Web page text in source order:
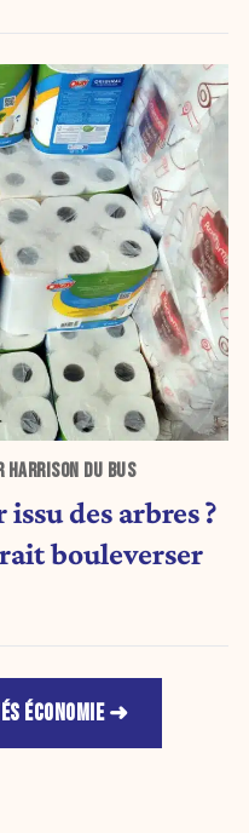
HARRISON DU BUS
des arbres ?
bouleverser
ÉCONOMIE